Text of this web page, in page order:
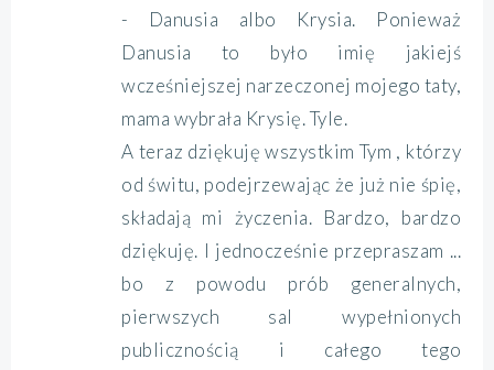
- Danusia albo Krysia. Ponieważ
Danusia to było imię jakiejś
wcześniejszej narzeczonej mojego taty,
mama wybrała Krysię. Tyle.
A teraz dziękuję wszystkim Tym , którzy
od świtu, podejrzewając że już nie śpię,
składają mi życzenia. Bardzo, bardzo
dziękuję. I jednocześnie przepraszam ...
bo z powodu prób generalnych,
pierwszych sal wypełnionych
publicznością i całego tego